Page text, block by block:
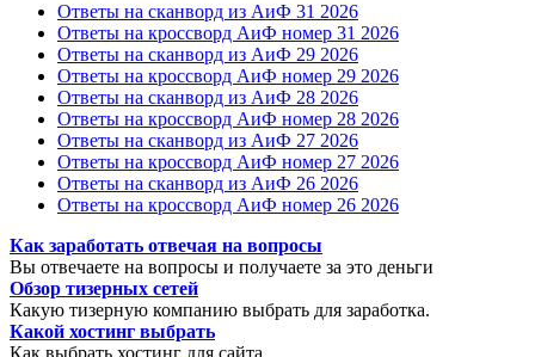
Ответы на сканворд из АиФ 31 2026
Ответы на кроссворд АиФ номер 31 2026
Ответы на сканворд из АиФ 29 2026
Ответы на кроссворд АиФ номер 29 2026
Ответы на сканворд из АиФ 28 2026
Ответы на кроссворд АиФ номер 28 2026
Ответы на сканворд из АиФ 27 2026
Ответы на кроссворд АиФ номер 27 2026
Ответы на сканворд из АиФ 26 2026
Ответы на кроссворд АиФ номер 26 2026
Как заработать отвечая на вопросы
Вы отвечаете на вопросы и получаете за это деньги
Обзор тизерных сетей
Какую тизерную компанию выбрать для заработка.
Какой хостинг выбрать
Как выбрать хостинг для сайта.